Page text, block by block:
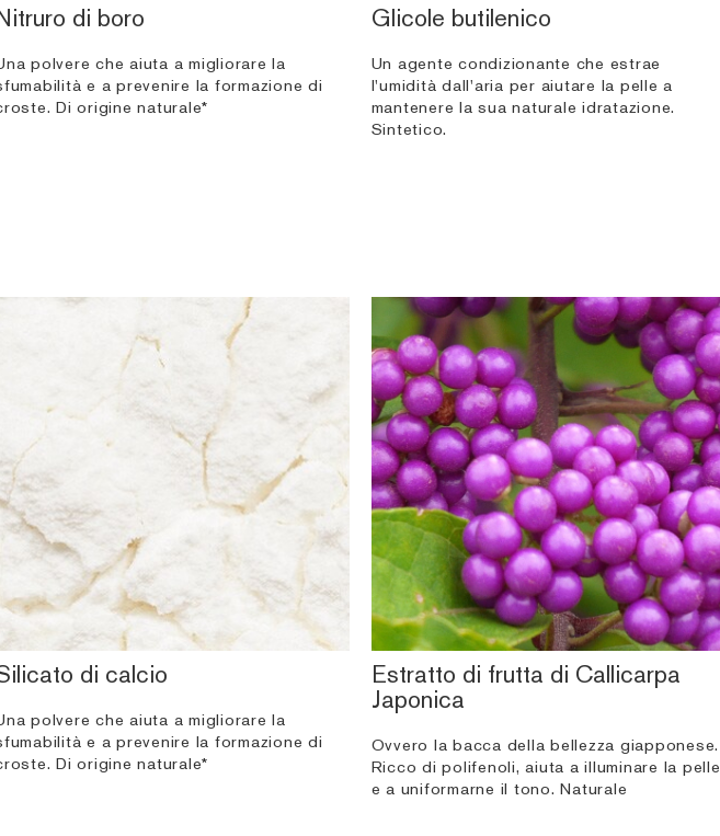
di boro
polvere che aiuta a migliorare la
e a prevenire la formazione di
Di origine naturale*
Glicole butilenico
Un agente condizionante che estrae
l'umidità dall'aria per aiutare la pelle a
mantenere la sua naturale idratazione.
Sintetico.
di calcio
polvere che aiuta a migliorare la
e a prevenire la formazione di
Di origine naturale*
Estratto di frutta di Callicarpa
Japonica
Ovvero la bacca della bellezza giapponese.
Ricco di polifenoli, aiuta a illuminare la pelle
e a uniformarne il tono. Naturale